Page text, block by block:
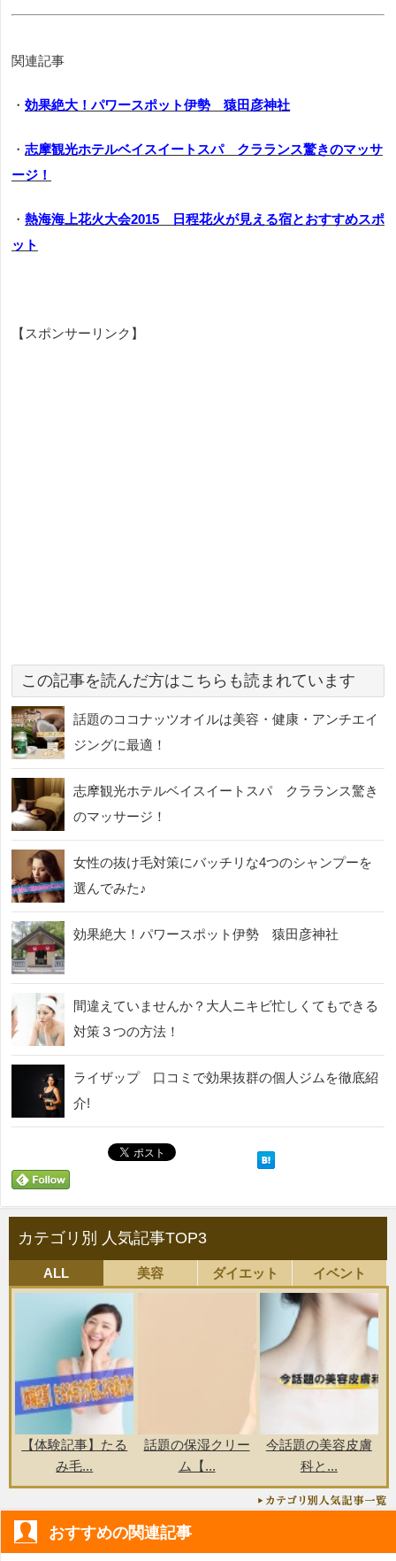
関連記事
・ 効果絶大！パワースポット伊勢 猿田彦神社
・ 志摩観光ホテルベイスイートスパ クラランス驚きのマッサ
ージ！
・ 熱海海上花火大会2015 日程花火が見える宿とおすすめスポ
ット
【スポンサーリンク】
この記事を読んだ方はこちらも読まれています
話題のココナッツオイルは美容・健康・アンチエイ
ジングに最適！
志摩観光ホテルベイスイートスパ クラランス驚き
のマッサージ！
女性の抜け毛対策にバッチリな4つのシャンプーを
選んでみた♪
効果絶大！パワースポット伊勢 猿田彦神社
間違えていませんか？大人ニキビ忙しくてもできる
対策３つの方法！
ライザップ 口コミで効果抜群の個人ジムを徹底紹
介!
カテゴリ別 人気記事TOP3
ALL 美容 ダイエット イベント
【体験記事】たる
み毛...
話題の保湿クリー
ム【...
今話題の美容皮膚
科と...
おすすめの関連記事